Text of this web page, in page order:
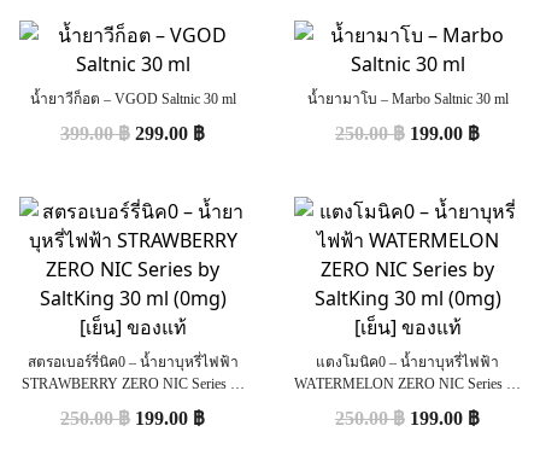
น้ำยาวีก็อต – VGOD Saltnic 30 ml
399.00฿ 299.00 ฿
น้ำยามาโบ – Marbo Saltnic 30 ml
250.00฿ 199.00 ฿
สตรอเบอร์รี่นิค0 – น้ำยาบุหรี่ไฟฟ้า
STRAWBERRY ZERO NIC Series by
250.00฿ 199.00 ฿
แตงโมนิค0 – น้ำยาบุหรี่ไฟฟ้า
WATERMELON ZERO NIC Series by
250.00฿ 199.00 ฿